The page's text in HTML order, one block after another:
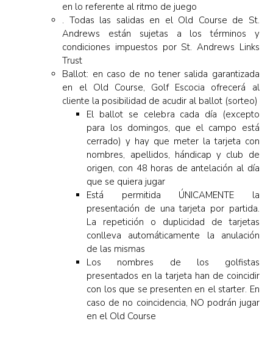
en lo referente al ritmo de juego
. Todas las salidas en el Old Course de St.
Andrews están sujetas a los términos y
condiciones impuestos por St. Andrews Links
Trust
Ballot: en caso de no tener salida garantizada
en el Old Course, Golf Escocia ofrecerá al
cliente la posibilidad de acudir al ballot (sorteo)
El ballot se celebra cada día (excepto
para los domingos, que el campo está
cerrado) y hay que meter la tarjeta con
nombres, apellidos, hándicap y club de
origen, con 48 horas de antelación al día
que se quiera jugar
Está permitida ÚNICAMENTE la
presentación de una tarjeta por partida.
La repetición o duplicidad de tarjetas
conlleva automáticamente la anulación
de las mismas
Los nombres de los golfistas
presentados en la tarjeta han de coincidir
con los que se presenten en el starter. En
caso de no coincidencia, NO podrán jugar
en el Old Course